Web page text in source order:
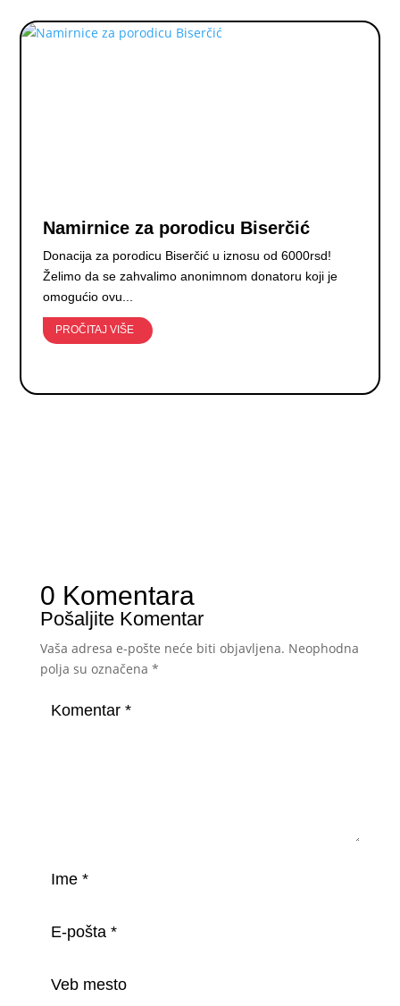
Namirnice za porodicu Biserčić
Donacija za porodicu Biserčić u iznosu od 6000rsd!
Želimo da se zahvalimo anonimnom donatoru koji je
omogućio ovu...
PROČITAJ VIŠE
0 Komentara
Pošaljite Komentar
Vaša adresa e-pošte neće biti objavljena. Neophodna
polja su označena *